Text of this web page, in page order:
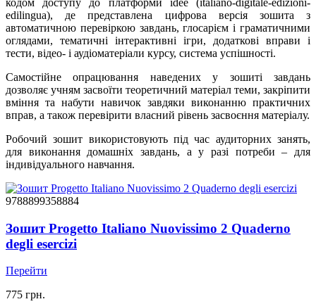
edilingua), де представлена ​​цифрова версія зошита з
автоматичною перевіркою завдань, глосарієм і граматичними
оглядами, тематичні інтерактивні ігри, додаткові вправи і
тести, відео- і аудіоматеріали курсу, система успішності.
Самостійне опрацювання наведених у зошиті завдань
дозволяє учням засвоїти теоретичний матеріал теми, закріпити
вміння та набути навичок завдяки виконанню практичних
вправ, а також перевірити власний рівень засвоєння матеріалу.
Робочий зошит використовують під час аудиторних занять,
для виконання домашніх завдань, а у разі потреби – для
індивідуального навчання.
9788899358884
Зошит Progetto Italiano Nuovissimo 2 Quaderno
degli esercizi
Перейти
775 грн.